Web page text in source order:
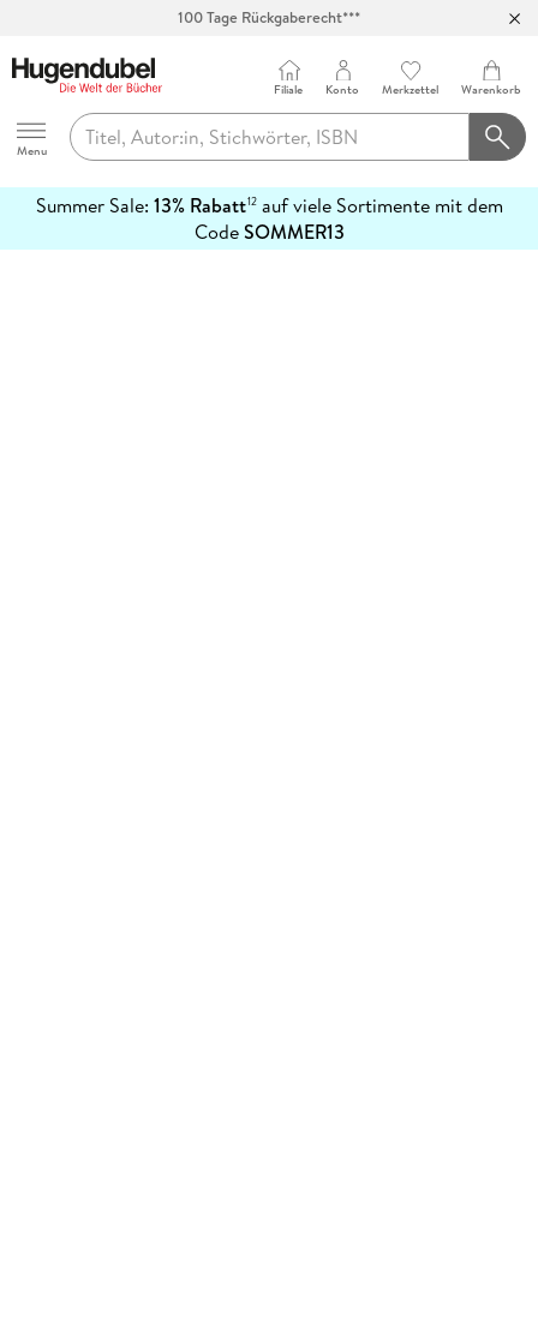
100 Tage Rückgaberecht***
Hugendubel
Menu
Filiale Konto Merkzettel Warenkorb
Summer Sale: 13% Rabatt12auf viele Sortimente mit dem
CodeSOMMER13
erfahren